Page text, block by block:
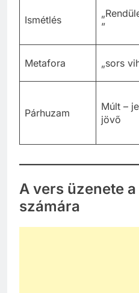
Ismétlés
”
Metafora „sors
Párhuzam
Múlt –
jövő
A vers üzenete
számára